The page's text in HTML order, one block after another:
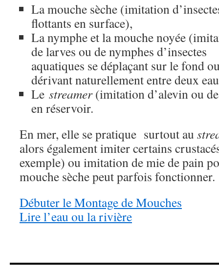
La mouche sèche (imitation
flottants en surface),
La nymphe et la mouche noyée
de larves ou de nymphes d’insectes
aquatiques se déplaçant sur le fond
dérivant naturellement entre deux
Le streamer(imitation d’alevin ou
en réservoir.
En mer, elle se pratique surtout au
alors également imiter certains
exemple) ou imitation de mie de pain
mouche sèche peut parfois fonctionner.
Débuter le Montage de Mouches
Lire l’eau ou la rivière